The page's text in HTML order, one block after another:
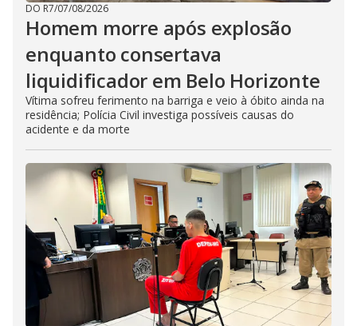
DO R7/07/08/2026
Homem morre após explosão
enquanto consertava
liquidificador em Belo Horizonte
Vítima sofreu ferimento na barriga e veio à óbito ainda na
residência; Polícia Civil investiga possíveis causas do
acidente e da morte